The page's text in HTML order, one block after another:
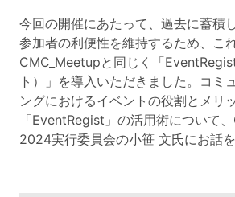
今回の開催にあたって、過去に蓄積
参加者の利便性を維持するため、こ
CMC_Meetupと同じく「
ト）」を導入いただきました。コミ
ングにおけるイベントの役割とメリッ
「EventRegist」の活用術について
2024実行委員会の小笹 文氏にお話を